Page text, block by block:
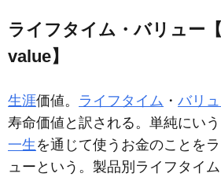
ライフタイム・バリュー
value】
生涯価値。 ライフタイム ・ バリ
寿命価値と訳される。単純にいう
一生 を通じて使うお金のことを
ューという。製品別ライフタイ